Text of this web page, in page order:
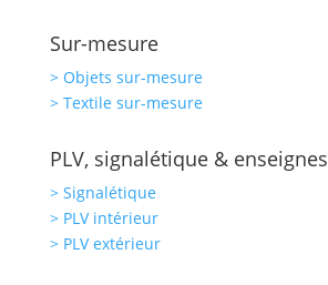
Sur-mesure
> Objets sur-mesure
> Textile sur-mesure
PLV, signalétique & enseignes
> Signalétique
> PLV intérieur
> PLV extérieur